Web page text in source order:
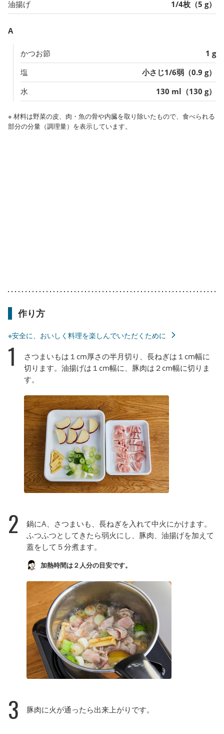
油揚げ 1/4枚（5 g）
A
かつお節
1 g
塩
小さじ1/6弱（0.9 g）
水
130 ml（130 g）
※ 材料は野菜の皮、肉・魚の骨や内臓を取り除いたもので、食べられる
部分の分量（調理量）を表示しています。
作り方
※安全に、おいしく料理を楽しんでいただくために
1
さつまいもは１cm厚さの半月切り、長ねぎは１cm幅に
切ります。油揚げは１cm幅に、豚肉は２cm幅に切りま
す。
2
鍋にA、さつまいも、長ねぎを入れて中火にかけます。
ふつふつとしてきたら弱火にし、豚肉、油揚げを加えて
蓋をして５分煮ます。
加熱時間は２人分の目安です。
3 豚肉に火が通ったら出来上がりです。